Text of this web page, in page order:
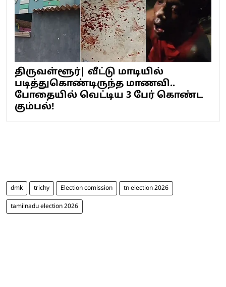
திருவள்ளூர்| வீட்டு மாடியில்
படித்துகொண்டிருந்த மாணவி..
போதையில் வெட்டிய 3 பேர் கொண்ட
கும்பல்!
dmk trichy Election comission tn election 2026
tamilnadu election 2026